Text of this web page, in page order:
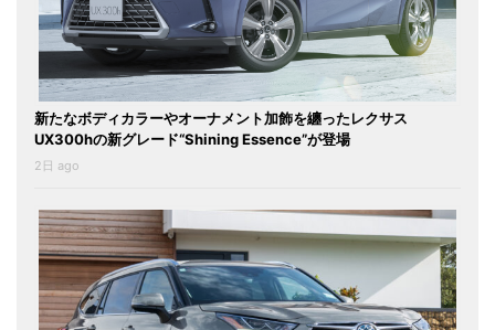
新たなボディカラーやオーナメント加飾を纏ったレクサス
UX300hの新グレード“Shining Essence”が登場
2日 ago